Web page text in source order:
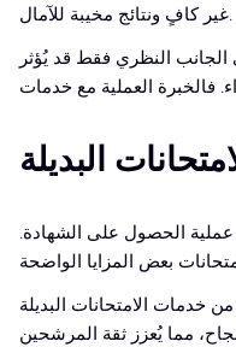
غير كافٍ ونتائج مخيبة للآمال.
الجانب النظري فقط قد يُؤثر
البديلة
عملية الحصول على الشهادة.
خدمات الامتحانات البديلة